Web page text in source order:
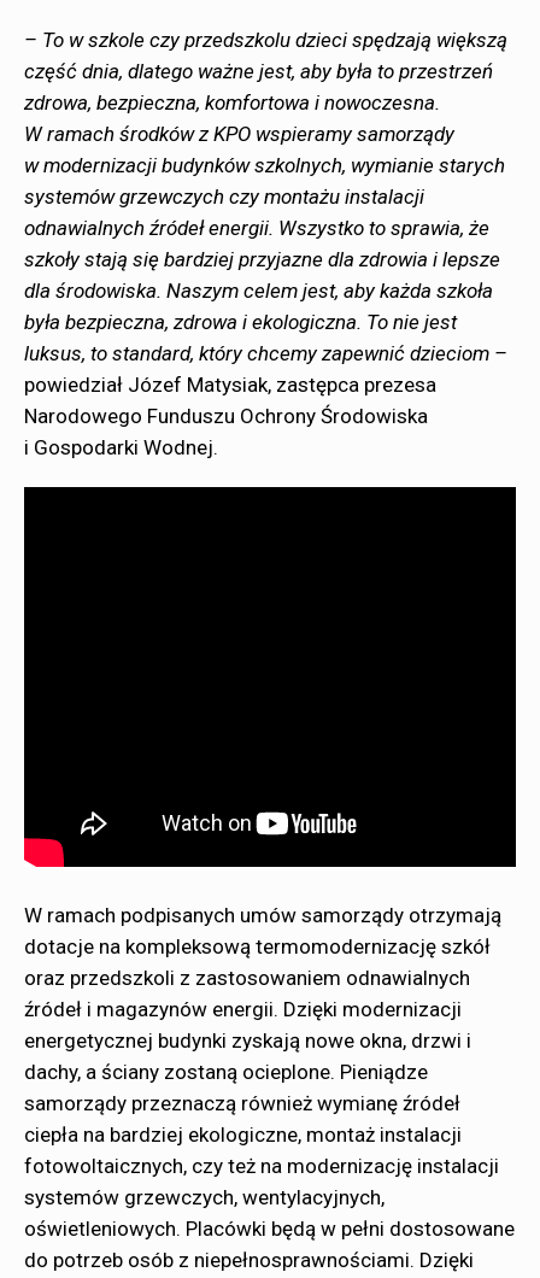
– To w szkole czy przedszkolu dzieci spędzają większą
część dnia, dlatego ważne jest, aby była to przestrzeń
zdrowa, bezpieczna, komfortowa i nowoczesna.
W ramach środków z KPO wspieramy samorządy
w modernizacji budynków szkolnych, wymianie starych
systemów grzewczych czy montażu instalacji
odnawialnych źródeł energii. Wszystko to sprawia, że
szkoły stają się bardziej przyjazne dla zdrowia i lepsze
dla środowiska. Naszym celem jest, aby każda szkoła
była bezpieczna, zdrowa i ekologiczna. To nie jest
luksus, to standard, który chcemy zapewnić dzieciom –
powiedział Józef Matysiak, zastępca prezesa
Narodowego Funduszu Ochrony Środowiska
i Gospodarki Wodnej.
W ramach podpisanych umów samorządy otrzymają
dotacje na kompleksową termomodernizację szkół
oraz przedszkoli z zastosowaniem odnawialnych
źródeł i magazynów energii. Dzięki modernizacji
energetycznej budynki zyskają nowe okna, drzwi i
dachy, a ściany zostaną ocieplone. Pieniądze
samorządy przeznaczą również wymianę źródeł
ciepła na bardziej ekologiczne, montaż instalacji
fotowoltaicznych, czy też na modernizację instalacji
systemów grzewczych, wentylacyjnych,
oświetleniowych. Placówki będą w pełni dostosowane
do potrzeb osób z niepełnosprawnościami. Dzięki